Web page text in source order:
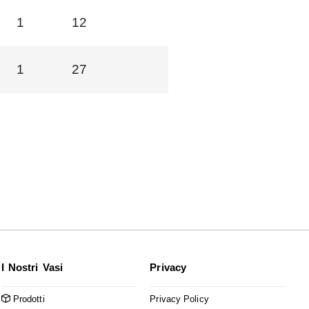
1 12
1 27
I Nostri Vasi
Prodotti
Privacy
Privacy Policy